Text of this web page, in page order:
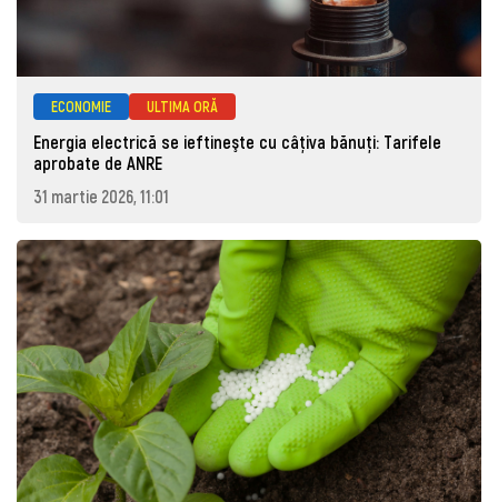
ECONOMIE ULTIMA ORĂ
Energia electrică se ieftineşte cu câţiva bănuţi: Tarifele
aprobate de ANRE
31 martie 2026, 11:01